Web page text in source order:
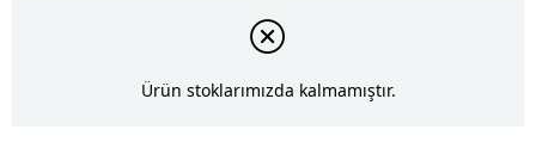
Ürün stoklarımızda kalmamıştır.